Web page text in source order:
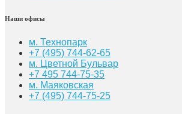
Наши офисы
м. Технопарк
+7 (495) 744-62-65
м. Цветной Бульвар
+7 495 744-75-35
м. Маяковская
+7 (495) 744-75-25